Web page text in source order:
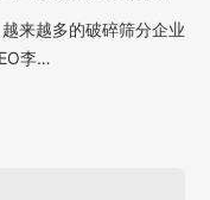
来越多的破碎筛分企业
李…